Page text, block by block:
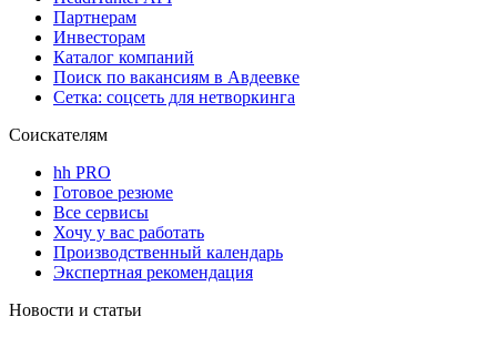
Партнерам
Инвесторам
Каталог компаний
Поиск по вакансиям в Авдеевке
Сетка: соцсеть для нетворкинга
Соискателям
hh PRO
Готовое резюме
Все сервисы
Хочу у вас работать
Производственный календарь
Экспертная рекомендация
Новости и статьи